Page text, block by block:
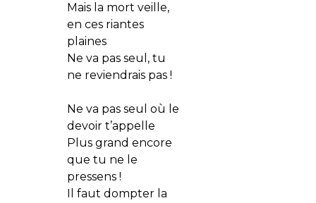
Mais la mort veille,
en ces riantes
plaines
Ne va pas seul, tu
ne reviendrais pas !
Ne va pas seul où le
devoir t’appelle
Plus grand encore
que tu ne le
pressens !
Il faut dompter la